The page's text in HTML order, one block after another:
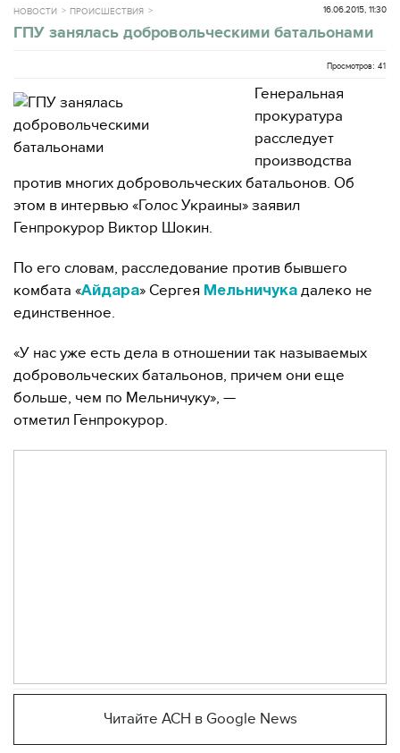
НОВОСТИ ПРОИСШЕСТВИЯ 16.06.2015, 11:30
ГПУ занялась добровольческими батальонами
Просмотров: 41
Генеральная
прокуратура
расследует
производства
против многих добровольческих батальонов. Об
этом в интервью «Голос Украины» заявил
Генпрокурор Виктор Шокин.
По его словам, расследование против бывшего
комбата «Айдара» Сергея Мельничука далеко не
единственное.
«У нас уже есть дела в отношении так называемых
добровольческих батальонов, причем они еще
больше, чем по Мельничуку», —
отметил Генпрокурор.
Читайте АСН в Google News